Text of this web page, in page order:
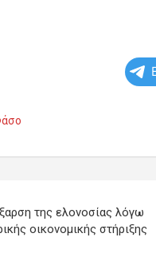
της ελονοσίας λόγω
οικονομικής στήριξης